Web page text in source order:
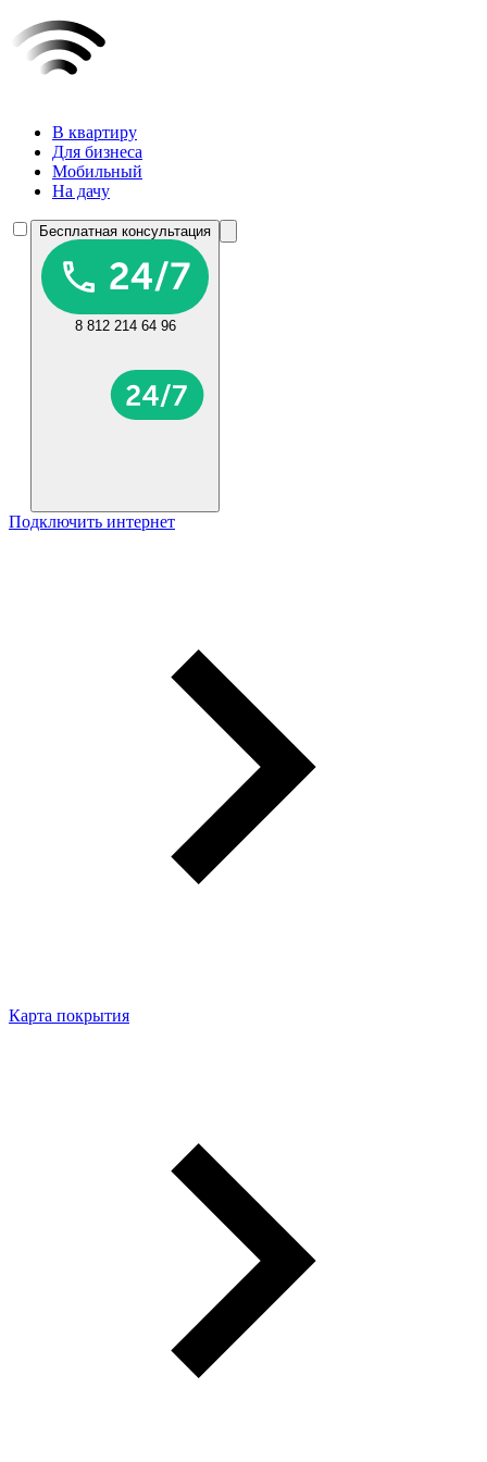
В квартиру
Для бизнеса
Мобильный
На дачу
Бесплатная консультация
8 812 214 64 96
Подключить интернет
Карта покрытия